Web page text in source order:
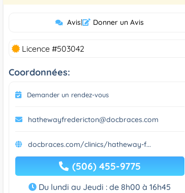
Avis| Donner un Avis
Licence #503042
Coordonnées:
Demander un rendez-vous
hathewayfredericton@docbraces.com
docbraces.com/clinics/hatheway-f...
(506) 455-9775
Du lundi au Jeudi : de 8h00 à 16h45